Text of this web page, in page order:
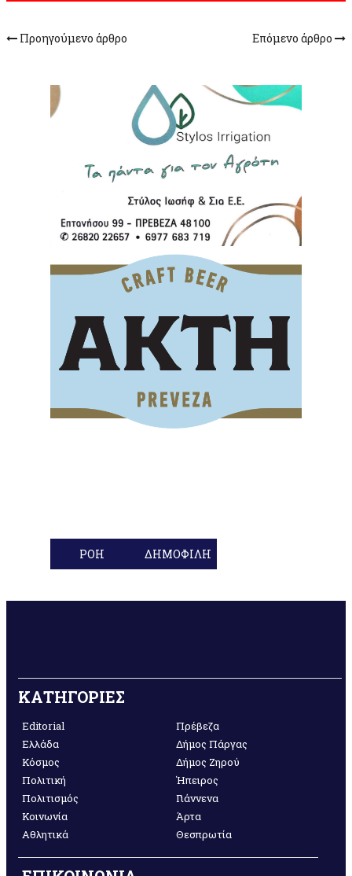
Προηγούμενο άρθρο Επόμενο άρθρο
ΡΟΗ ΔΗΜΟΦΙΛΗ
ΚΑΤΗΓΟΡΙΕΣ
Editorial
Ελλάδα
Κόσμος
Πολιτική
Πολιτισμός
Κοινωνία
Αθλητικά
Πρέβεζα
Δήμος Πάργας
Δήμος Ζηρού
Ήπειρος
Γιάννενα
Άρτα
Θεσπρωτία